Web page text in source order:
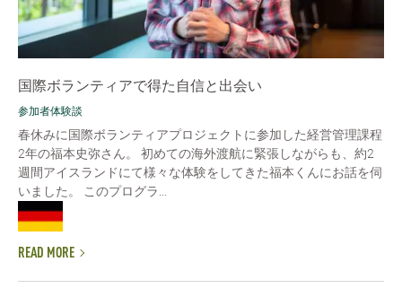
国際ボランティアで得た自信と出会い
参加者体験談
春休みに国際ボランティアプロジェクトに参加した経営管理課程
2年の福本史弥さん。 初めての海外渡航に緊張しながらも、約2
週間アイスランドにて様々な体験をしてきた福本くんにお話を伺
いました。 このプログラ...
READ MORE